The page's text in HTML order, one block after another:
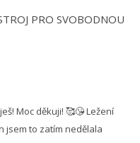
PRO SVOBODNOU
Moc děkuji! 🥰😘 Ležení
jsem to zatím nedělala